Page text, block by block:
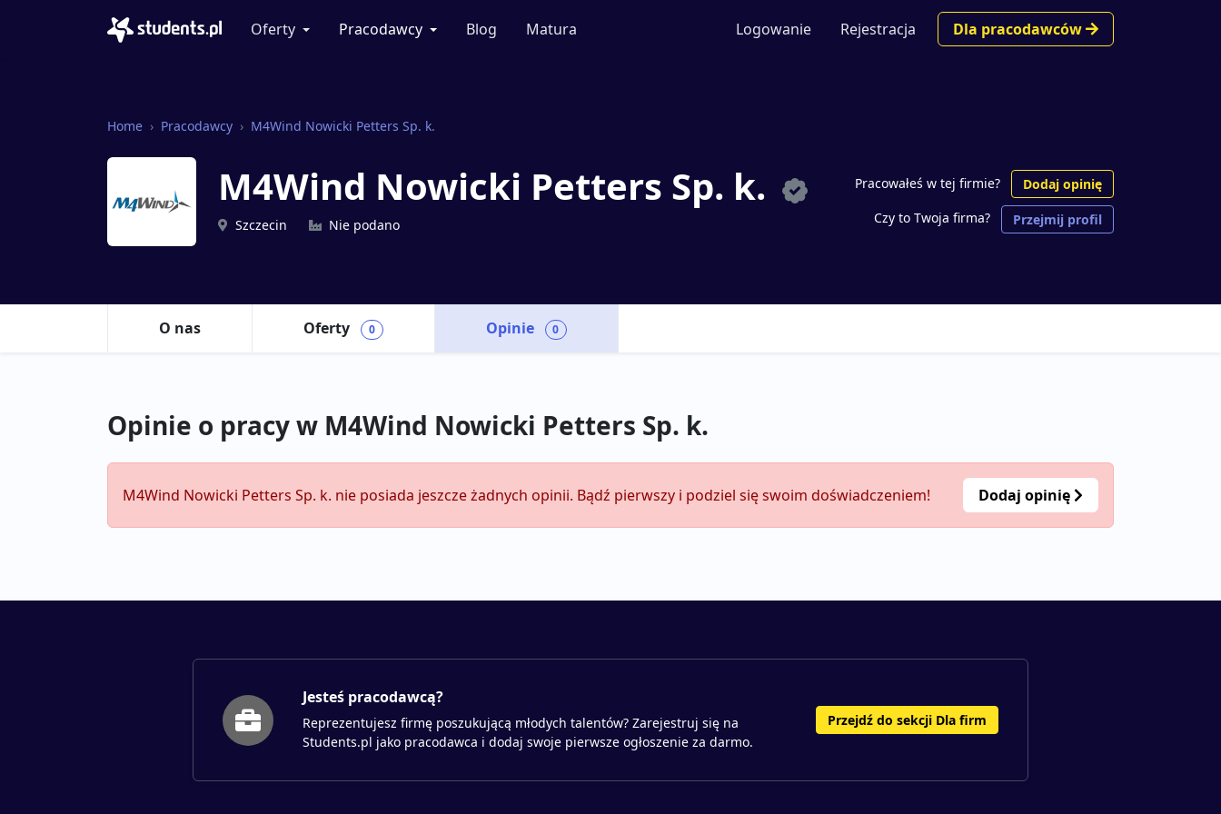
Oferty Pracodawcy Blog Matura Logowanie Rejestracja Dla pracodawców
Home Pracodawcy M4Wind Nowicki Petters Sp. k.
M4Wind Nowicki Petters Sp. k.
Szczecin Nie podano
Pracowałeś w tej firmie?
Dodaj opinię
Czy to Twoja firma?
Przejmij profil
O nas Oferty 0 Opinie 0
Opinie o pracy w M4Wind Nowicki Petters Sp. k.
M4Wind Nowicki Petters Sp. k. nie posiada jeszcze żadnych opinii. Bądź pierwszy i podziel się swoim doświadczeniem! Dodaj opinię
Jesteś pracodawcą?
Reprezentujesz firmę poszukującą młodych talentów? Zarejestruj się na
Students.pl jako pracodawca i dodaj swoje pierwsze ogłoszenie za darmo.
Przejdź do sekcji Dla firm